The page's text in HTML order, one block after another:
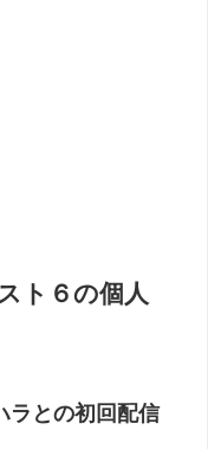
ト６の個人
ラとの初回配信